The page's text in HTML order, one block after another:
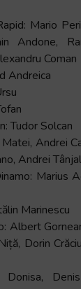
Mario
Andone,
Coman
Andreica
Tudor Solcan
Andrei
Andrei
Marius
Marinescu
Albert
Dorin